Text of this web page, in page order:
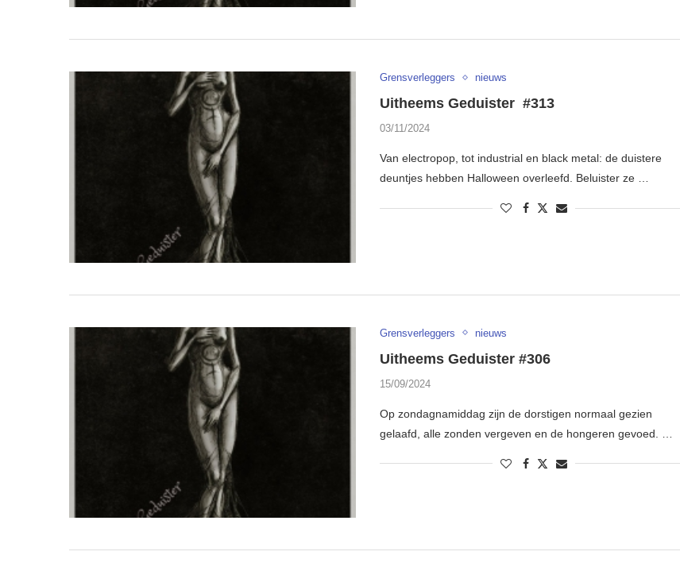
Grensverleggers nieuws
Uitheems Geduister #313
03/11/2024
Van electropop, tot industrial en black metal: de duistere
deuntjes hebben Halloween overleefd. Beluister ze …
Grensverleggers nieuws
Uitheems Geduister #306
15/09/2024
Op zondagnamiddag zijn de dorstigen normaal gezien
gelaafd, alle zonden vergeven en de hongeren gevoed. …